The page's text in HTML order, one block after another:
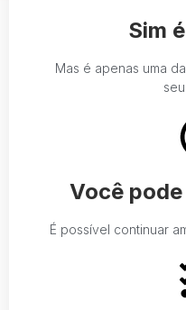
Sim
Mas é apenas uma
Você
É possível continuar